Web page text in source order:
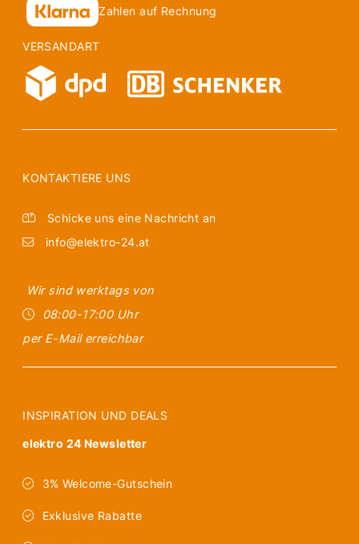
Zahlen auf Rechnung
VERSANDART
KONTAKTIERE UNS
Schicke uns eine Nachricht an
info@elektro-24.at
Wir sind werktags von
08:00-17:00 Uhr
per E-Mail erreichbar
INSPIRATION UND DEALS
elektro 24 Newsletter
3% Welcome-Gutschein
Exklusive Rabatte